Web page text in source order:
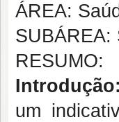
ÁREA:
SUBÁREA:
RESUMO:
Introdução:
um